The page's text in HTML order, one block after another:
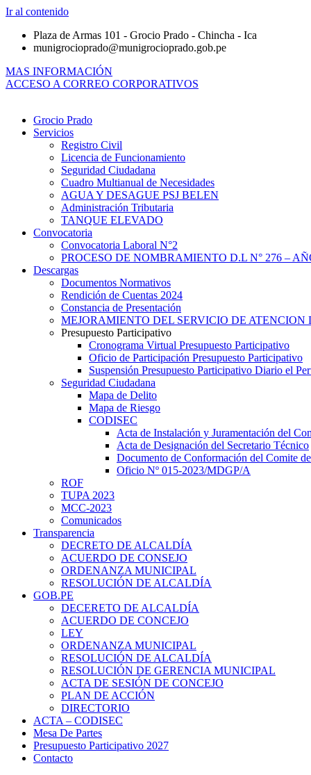
Ir al contenido
Plaza de Armas 101 - Grocio Prado - Chincha - Ica
munigrocioprado@munigrocioprado.gob.pe
MAS INFORMACIÓN
ACCESO A CORREO CORPORATIVOS
Grocio Prado
Servicios
Registro Civil
Licencia de Funcionamiento
Seguridad Ciudadana
Cuadro Multianual de Necesidades
AGUA Y DESAGUE PSJ BELEN
Administración Tributaria
TANQUE ELEVADO
Convocatoria
Convocatoria Laboral N°2
PROCESO DE NOMBRAMIENTO D.L N° 276 –
Descargas
Documentos Normativos
Rendición de Cuentas 2024
Constancia de Presentación
MEJORAMIENTO DEL SERVICIO DE ATENCION
Presupuesto Participativo
Cronograma Virtual Presupuesto Participativo
Oficio de Participación Presupuesto Participativo
Suspensión Presupuesto Participativo Diario el
Seguridad Ciudadana
Mapa de Delito
Mapa de Riesgo
CODISEC
Acta de Instalación y Juramentación del
Acta de Designación del Secretario Técnico
Documento de Conformación del Comite
Oficio Nº 015-2023/MDGP/A
ROF
TUPA 2023
MCC-2023
Comunicados
Transparencia
DECRETO DE ALCALDÍA
ACUERDO DE CONSEJO
ORDENANZA MUNICIPAL
RESOLUCIÓN DE ALCALDÍA
GOB.PE
DECERETO DE ALCALDÍA
ACUERDO DE CONCEJO
LEY
ORDENANZA MUNICIPAL
RESOLUCIÓN DE ALCALDÍA
RESOLUCIÓN DE GERENCIA MUNICIPAL
ACTA DE SESIÓN DE CONCEJO
PLAN DE ACCIÓN
DIRECTORIO
ACTA – CODISEC
Mesa De Partes
Presupuesto Participativo 2027
Contacto